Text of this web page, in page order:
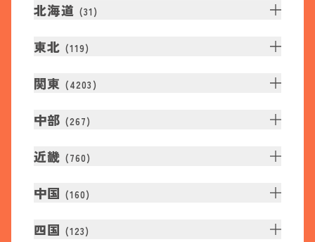
北海道 (31 )
東北 (119)
関東 (4203 )
中部 (267)
近畿 (760)
中国 (160)
四国 (123)